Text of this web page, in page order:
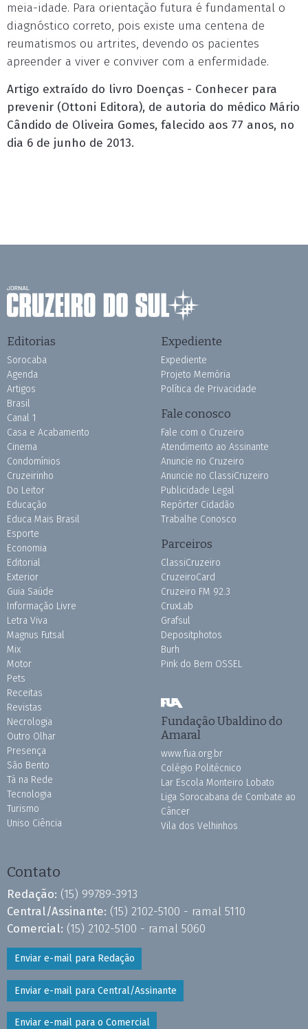
meia-idade. Para orientação futura é fundamental o
diagnóstico correto, pois existe uma centena de
reumatismos ou artrites, devendo os pacientes
apreender a viver e conviver com a enfermidade.
Artigo extraído do livro Doenças - Conhecer para
prevenir (Ottoni Editora), de autoria do médico Mário
Cândido de Oliveira Gomes, falecido aos 77 anos, no
dia 6 de junho de 2013.
Editorias
Sorocaba
Agenda
Artigos
Brasil
Canal 1
Casa e Acabamento
Cinema
Condomínios
Cruzeirinho
Do Leitor
Educação
Educa Mais Brasil
Esporte
Economia
Editorial
Exterior
Guia Saúde
Informação Livre
Letra Viva
Magnus Futsal
Mix
Motor
Pets
Receitas
Revistas
Necrologia
Outro Olhar
Presença
São Bento
Tá na Rede
Tecnologia
Turismo
Uniso Ciência
Expediente
Expediente
Projeto Memória
Política de Privacidade
Fale conosco
Fale com o Cruzeiro
Atendimento ao Assinante
Anuncie no Cruzeiro
Anuncie no ClassiCruzeiro
Publicidade Legal
Repórter Cidadão
Trabalhe Conosco
Parceiros
ClassiCruzeiro
CruzeiroCard
Cruzeiro FM 92.3
CruxLab
Grafsul
Depositphotos
Burh
Pink do Bem OSSEL
Fundação Ubaldino do
Amaral
www.fua.org.br
Colégio Politécnico
Lar Escola Monteiro Lobato
Liga Sorocabana de Combate ao
Câncer
Vila dos Velhinhos
Contato
Redação: (15) 99789-3913
Central/Assinante: (15) 2102-5100 - ramal 5110
Comercial: (15) 2102-5100 - ramal 5060
Enviar e-mail para Redação
Enviar e-mail para Central/Assinante
Enviar e-mail para o Comercial